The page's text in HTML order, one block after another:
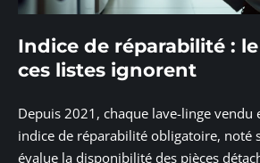
Indice de réparabilité :
ces listes ignorent
Depuis 2021, chaque lave-linge vendu
indice de réparabilité obligatoire, noté
évalue la disponibilité des pièces